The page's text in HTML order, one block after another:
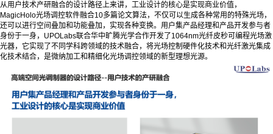
从用户技术产研融合的设计路径上来讲，工业设计的核心是实现商业价值，
MagicHolo光场调控软件融合10多篇论文算法，不仅可以生成各种常用的特殊光场，
还可以进行空间叠加和功能叠加，实现各种变换。用户集产品经理和产品开发参与者
身份于一身，UPOLabs联合华中旷腾光学合作开发了1064nm光纤皮秒可编程光场激
光器，它实现了不同学科跨领域的技术融合，将光场控制硬件化技术和光纤激光集成
化技术结合，是微纳加工和精细化光场调控领域的新型理想光源。